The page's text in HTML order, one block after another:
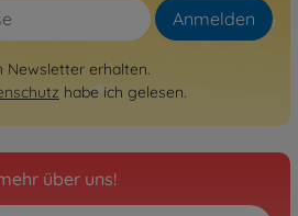
Anmelden
Newsletter erhalten.
habe ich gelesen.
über uns!